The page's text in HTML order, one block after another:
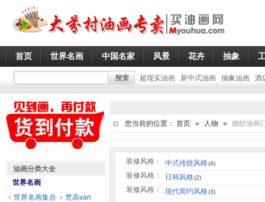
首页 世界名画 中国名家 风景 花卉 抽象
超现实油画 新中式油画 抽象油画 酒
您当前的位置： 首页 » 人物 » 婚纱油画
装修风格： 中式传统风格(4)
装修风格： 日韩风格(2)
装修风格： 现代简约风格(3)
油画分类大全
世界名画
世界名画集合
梵高van